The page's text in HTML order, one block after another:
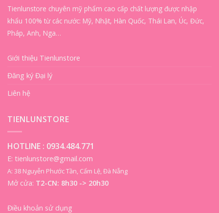
Tienlunstore chuyên mỹ phẩm cao cấp chất lượng được nhập
khẩu 100% từ các nước: Mỹ, Nhật, Hàn Quốc, Thái Lan, Úc, Đức,
Pháp, Anh, Nga…
Giới thiệu Tienlunstore
Đăng ký Đại lý
Liên hệ
TIENLUNSTORE
HOTLINE : 0934.484.771
E: tienlunstore@gmail.com
A: 38 Nguyễn Phước Tần, Cẩm Lệ, Đà Nẵng
Mở cửa: T2-CN: 8h30 -> 20h30
Điều khoản sử dụng